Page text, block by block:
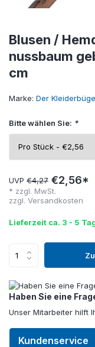
Blusen /
nussbaum
cm
Marke: Der
Bitte wählen Sie: *
UVP €4,27 €2,56*
* zzgl. MwSt.
zzgl. Versandkosten
Lieferzeit ca. 3 - 5
Haben Sie eine
Unser Mitarbeiter hilft
Kundenservice